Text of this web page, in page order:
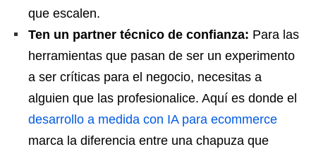
que escalen.
Ten un partner técnico de confianza: Para las
herramientas que pasan de ser un experimento
a ser críticas para el negocio, necesitas a
alguien que las profesionalice. Aquí es donde el
desarrollo a medida con IA para ecommerce
marca la diferencia entre una chapuza que